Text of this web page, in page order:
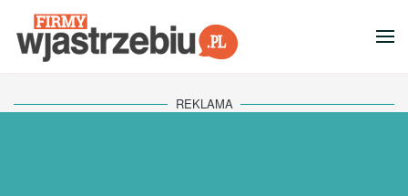
Przejdź do głównej treści
REKLAMA